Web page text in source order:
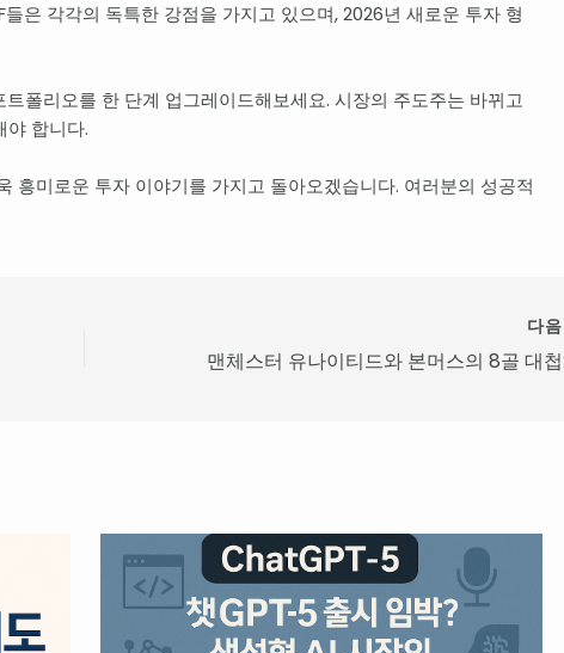
은 각각의 독특한 강점을 가지고 있으며, 2026년 새로운 투자 형
폴리오를 한 단계 업그레이드해보세요. 시장의 주도주는 바뀌고
야 합니다.
흥미로운 투자 이야기를 가지고 돌아오겠습니다. 여러분의 성공적
다음